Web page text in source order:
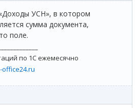
УСН», в котором
сумма документа,
поле.
по 1С ежемесячно
office24.ru